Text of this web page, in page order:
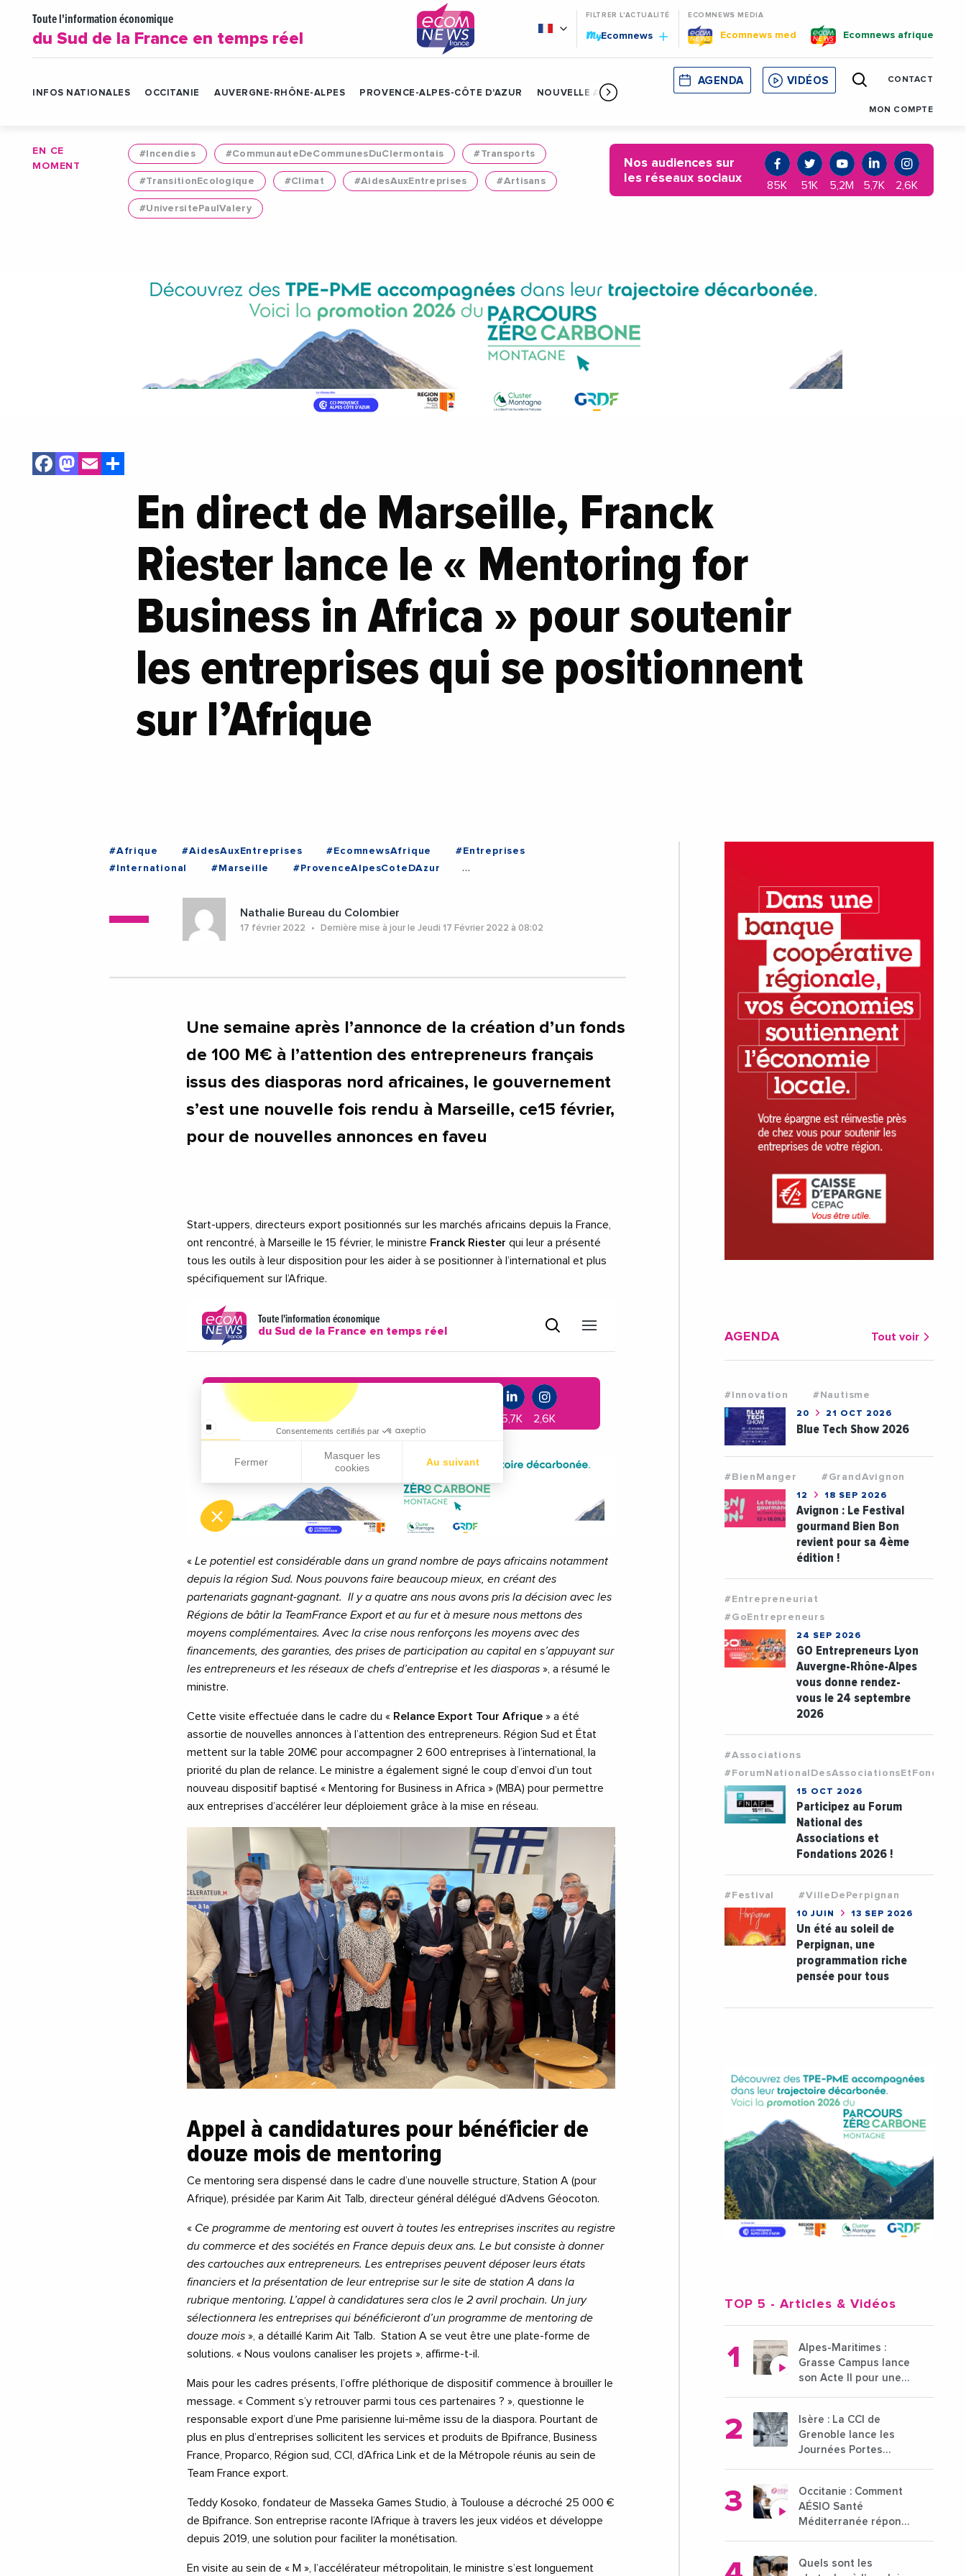
Toute l'information économique
du Sud de la France en temps réel
FILTRER L'ACTUALITÉ
MyEcomnews
ECOMNEWS MEDIA
Ecomnews med Ecomnews afrique
INFOS NATIONALES OCCITANIE AUVERGNE-RHÔNE-ALPES PROVENCE-ALPES-CÔTE D'AZUR NOUVELLE AQUITAINE CORSE MONACO CATALOGNE
AGENDA VIDÉOS CONTACT
MON COMPTE
EN CE
MOMENT
#Incendies #CommunauteDeCommunesDuClermontais #Transports
#TransitionEcologique #Climat #AidesAuxEntreprises #Artisans
#UniversitePaulValery
Nos audiences sur
les réseaux sociaux
85K 51K 5,2M 5,7K 2,6K
Facebook
Mastodon
Email
En direct de Marseille, Franck
Riester lance le « Mentoring for
Business in Africa » pour soutenir
les entreprises qui se positionnent
sur l’Afrique
#Afrique #AidesAuxEntreprises #EcomnewsAfrique
#Entreprises
#International
#Marseille
#ProvenceAlpesCoteDAzur
Nathalie Bureau du Colombier
17 février 2022 Dernière mise à jour le Jeudi 17 Février 2022 à 08:02
Une semaine après l’annonce de la création d’un fonds
de 100 M€ à l’attention des entrepreneurs français
issus des diasporas nord africaines, le gouvernement
s’est une nouvelle fois rendu à Marseille, ce15 février,
pour de nouvelles annonces en faveu
Start-uppers, directeurs export positionnés sur les marchés africains depuis la France,
ont rencontré, à Marseille le 15 février, le ministre Franck Riester qui leur a présenté
tous les outils à leur disposition pour les aider à se positionner à l’international et plus
spécifiquement sur l’Afrique.
«Le potentiel est considérable dans un grand nombre de pays africains notamment
depuis la région Sud. Nous pouvons faire beaucoup mieux, en créant des
partenariats gagnant-gagnant.
Il y a quatre ans nous avons pris la décision avec les
Régions de bâtir la TeamFrance Export et au fur et à mesure nous mettons des
moyens complémentaires. Avec la crise nous renforçons les moyens avec des
financements, des garanties, des prises de participation au capital en s’appuyant sur
les entrepreneurs et les réseaux de chefs d’entreprise et les diasporas», a résumé le
ministre.
Cette visite effectuée dans le cadre du « Relance Export Tour Afrique» a été
assortie de nouvelles annonces à l’attention des entrepreneurs. Région Sud et État
mettent sur la table 20M€ pour accompagner 2 600 entreprises à l’international, la
priorité du plan de relance. Le ministre a également signé le coup d’envoi d’un tout
nouveau dispositif baptisé « Mentoring for Business in Africa » (MBA) pour permettre
aux entreprises d’accélérer leur déploiement grâce à la mise en réseau.
Appel à candidatures pour bénéficier de
douze mois de mentoring
Ce mentoring sera dispensé dans le cadre d’une nouvelle structure, Station A (pour
Afrique), présidée par Karim Ait Talb, directeur général délégué d’Advens Géocoton.
«Ce programme de mentoring est ouvert à toutes les entreprises inscrites au registre
du commerce et des sociétés en France depuis deux ans. Le but consiste à donner
des cartouches aux entrepreneurs. Les entreprises peuvent déposer leurs états
financiers et la présentation de leur entreprise sur le site de station A dans la
rubrique mentoring. L’appel à candidatures sera clos le 2 avril prochain. Un jury
sélectionnera les entreprises qui bénéficieront d’un programme de mentoring de
douze mois», a détaillé Karim Ait Talb. Station A se veut être une plate-forme de
solutions. « Nous voulons canaliser les projets », affirme-t-il.
Mais pour les cadres présents, l’offre pléthorique de dispositif commence à brouiller le
message. « Comment s’y retrouver parmi tous ces partenaires ? », questionne le
responsable export d’une Pme parisienne lui-même issu de la diaspora. Pourtant de
plus en plus d’entreprises sollicitent les services et produits de Bpifrance, Business
France, Proparco, Région sud, CCI, d’Africa Link et de la Métropole réunis au sein de
Team France export.
Teddy Kosoko, fondateur de Masseka Games Studio, à Toulouse a décroché 25 000 €
de Bpifrance. Son entreprise raconte l’Afrique à travers les jeux vidéos et développe
depuis 2019, une solution pour faciliter la monétisation.
En visite au sein de « M », l’accélérateur métropolitain, le ministre s’est longuement
AGENDA Tout voir
#Innovation #Nautisme
20 21 OCT 2026
Blue Tech Show 2026
#BienManger #GrandAvignon
12 18 SEP 2026
Avignon : Le Festival
gourmand Bien Bon
revient pour sa 4ème
édition !
#Entrepreneuriat
#GoEntrepreneurs
24 SEP 2026
GO Entrepreneurs Lyon
Auvergne-Rhône-Alpes
vous donne rendez-
vous le 24 septembre
2026
#Associations
15 OCT 2026
Participez au Forum
National des
Associations et
Fondations 2026 !
#Festival #VilleDePerpignan
10 JUIN 13 SEP 2026
Un été au soleil de
Perpignan, une
programmation riche
pensée pour tous
TOP 5 - Articles & Vidéos
Alpes-Maritimes :
Grasse Campus lance
son Acte II pour une
l'enseignement
supérieur
Isère : La CCI de
Grenoble lance les
Journées Portes
21 octobre 2024
Occitanie : Comment
AÉSIO Santé
Méditerranée répond
?
Quels sont les